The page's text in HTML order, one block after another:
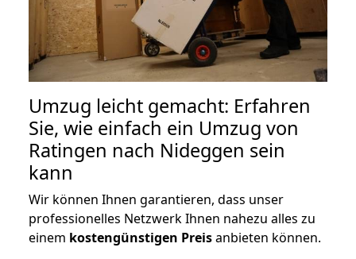
Umzug leicht gemacht: Erfahren
Sie, wie einfach ein Umzug von
Ratingen nach Nideggen sein
kann
Wir können Ihnen garantieren, dass unser
professionelles Netzwerk Ihnen nahezu alles zu
einem kostengünstigen Preisanbieten können.